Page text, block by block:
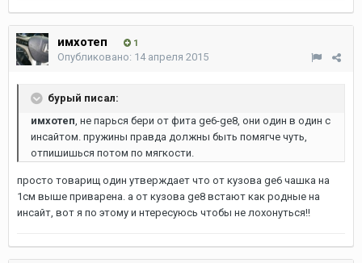
имхотеп 1
Опубликовано: 14 апреля 2015
бурый писал:
имхотеп, не парься бери от фита ge6-ge8, они один в один с
инсайтом. пружины правда должны быть помягче чуть,
отпишишься потом по мягкости.
просто товарищ один утверждает что от кузова ge6 чашка на
1см выше приварена. а от кузова ge8 встают как родные на
инсайт, вот я по этому и нтересуюсь чтобы не лохонуться!!